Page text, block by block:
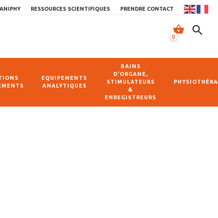
0
shopping_basket search
RESSOURCES SCIENTIFIQUES PRENDRE CONTACT
EQUIPEMENTS
ANALYTIQUES
BAINS
D’ORGANE,
STIMULATEURS
&
ENREGISTREURS